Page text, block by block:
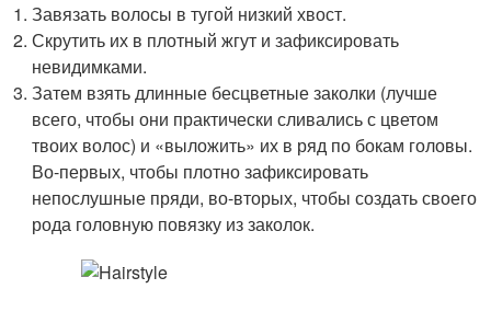
Завязать волосы в тугой низкий хвост.
Скрутить их в плотный жгут и зафиксировать
невидимками.
Затем взять длинные бесцветные заколки (лучше
всего, чтобы они практически сливались с цветом
твоих волос) и «выложить» их в ряд по бокам головы.
Во-первых, чтобы плотно зафиксировать
непослушные пряди, во-вторых, чтобы создать своего
рода головную повязку из заколок.